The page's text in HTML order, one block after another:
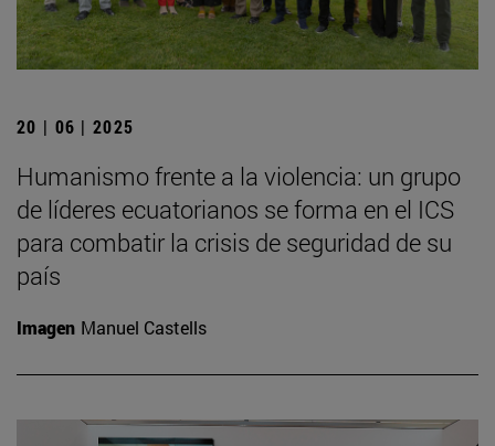
20 | 06 | 2025
Humanismo frente a la violencia: un grupo
de líderes ecuatorianos se forma en el ICS
para combatir la crisis de seguridad de su
país
Imagen Manuel Castells